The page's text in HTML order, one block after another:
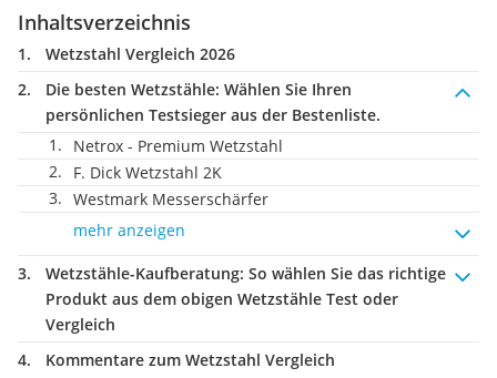
Inhaltsverzeichnis
Wetzstahl Vergleich 2026
Die besten Wetzstähle: Wählen Sie Ihren
persönlichen Testsieger aus der Bestenliste.
Netrox - Premium Wetzstahl
F. Dick Wetzstahl 2K
Westmark Messerschärfer
mehr anzeigen
Wetzstähle-Kaufberatung: So wählen Sie das richtige
Produkt aus dem obigen Wetzstähle Test oder
Vergleich
Kommentare zum Wetzstahl Vergleich